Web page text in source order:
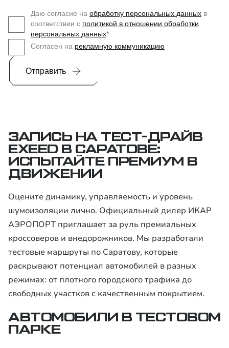
Даю согласие на обработку персональных данных в
соответствии с политикой в отношении обработки
персональных данных*
Согласен на рекламную коммуникацию
Отправить
ЗАПИСЬ НА ТЕСТ-ДРАЙВ
EXEED В САРАТОВЕ:
ИСПЫТАЙТЕ ПРЕМИУМ В
ДВИЖЕНИИ
Оцените динамику, управляемость и уровень
шумоизоляции лично. Официальный дилер ИКАР
АЭРОПОРТ приглашает за руль премиальных
кроссоверов и внедорожников. Мы разработали
тестовые маршруты по Саратову, которые
раскрывают потенциал автомобилей в разных
режимах: от плотного городского трафика до
свободных участков с качественным покрытием.
АВТОМОБИЛИ В ТЕСТОВОМ
ПАРКЕ